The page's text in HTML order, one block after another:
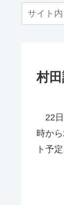
村
22日
時か
ト予